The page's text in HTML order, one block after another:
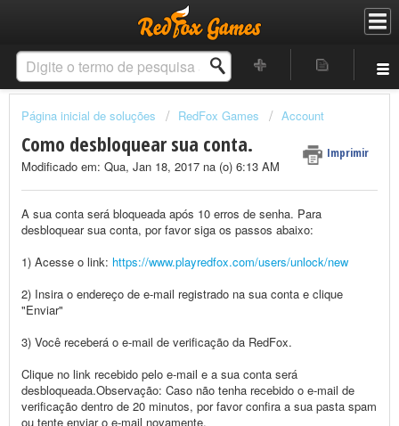
Página inicial de soluções RedFox Games Account
Como desbloquear sua conta. Imprimir
Modificado em: Qua, Jan 18, 2017 na (o) 6:13 AM
A sua conta será bloqueada após 10 erros de senha. Para
desbloquear sua conta, por favor siga os passos abaixo:
1) Acesse o link: https://www.playredfox.com/users/unlock/new
2) Insira o endereço de e-mail registrado na sua conta e clique
"Enviar"
3) Você receberá o e-mail de verificação da RedFox.
Clique no link recebido pelo e-mail e a sua conta será
desbloqueada.Observação: Caso não tenha recebido o e-mail de
verificação dentro de 20 minutos, por favor confira a sua pasta spam
ou tente enviar o e-mail novamente.